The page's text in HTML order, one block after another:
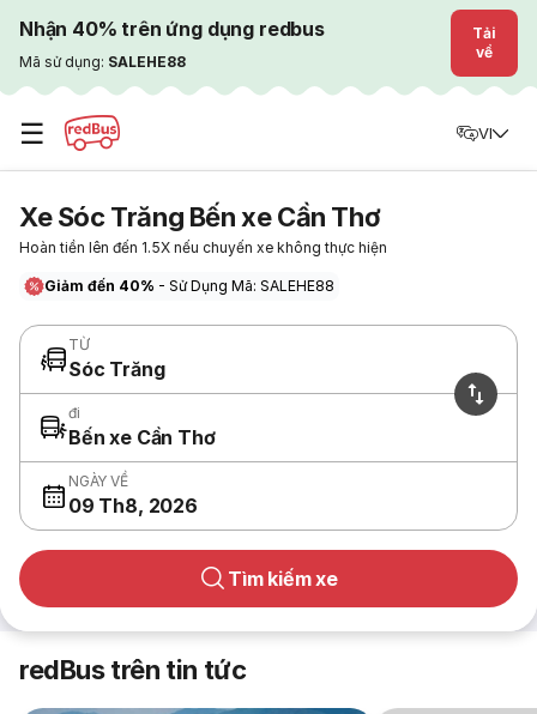
Nhận 40% trên ứng dụng redbus
Mã sử dụng: SALEHE88
Tải
về
☰ VI
Xe Sóc Trăng Bến xe Cần Thơ
Hoàn tiền lên đến 1.5X nếu chuyến xe không thực hiện
Giảm đến 40% - Sử Dụng Mã: SALEHE88
TỪ
Sóc Trăng
đi
Bến xe Cần Thơ
NGÀY VỀ
09 Th8, 2026
Tìm kiếm xe
redBus trên tin tức